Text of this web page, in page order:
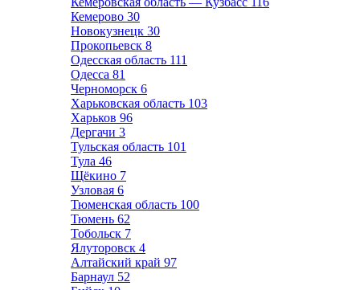
Кемерово 30
Новокузнецк 30
Прокопьевск 8
Одесская область 111
Одесса 81
Черноморск 6
Харьковская область 103
Харьков 96
Дергачи 3
Тульская область 101
Тула 46
Щёкино 7
Узловая 6
Тюменская область 100
Тюмень 62
Тобольск 7
Ялуторовск 4
Алтайский край 97
Барнаул 52